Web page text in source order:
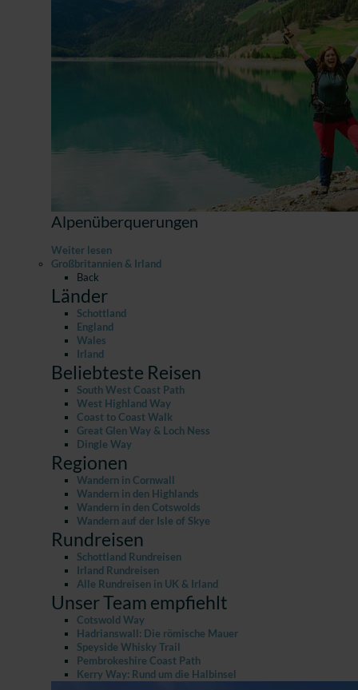
Alpenüberquerungen
Weiter lesen
Großbritannien & Irland
Back
Länder
Schottland
England
Wales
Irland
Beliebteste Reisen
South West Coast Path
West Highland Way
Coast to Coast Walk
Great Glen Way & Loch Ness
Dingle Way
Regionen
Wandern in Cornwall
Wandern in den Highlands
Wandern in den Cotswolds
Wandern auf der Isle of Skye
Rundreisen
Schottland Rundreisen
Irland Rundreisen
Alle Rundreisen in UK & Irland
Unser Team empfiehlt
Cotswold Way
Hadrianswall: Die römische Mauer
Speyside Whisky Trail
Pembrokeshire Coast Path
Kerry Way: Rund um die Halbinsel